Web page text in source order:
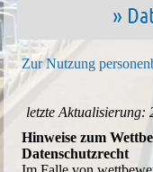
»
Zur Nutzung
letzte Aktualisierung:
Hinweise zum
Datenschutzrecht